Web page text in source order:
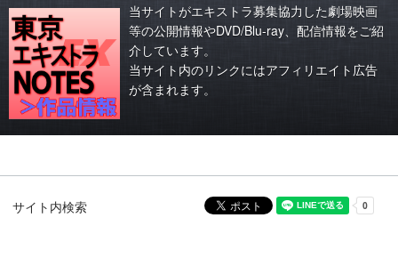
当サイトがエキストラ募集協力した劇場映画
等の公開情報やDVD/Blu-ray、配信情報をご紹
介しています。
当サイト内のリンクにはアフィリエイト広告
が含まれます。
サイト内検索